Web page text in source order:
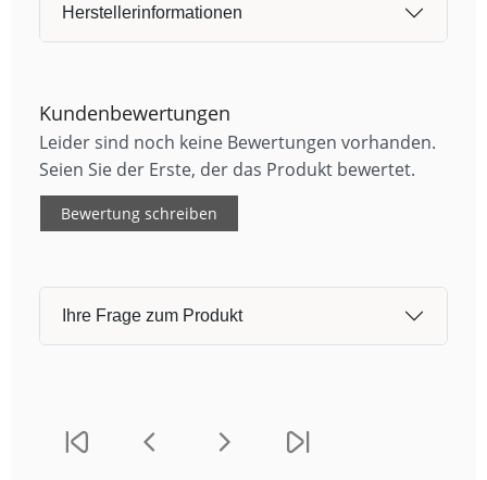
Herstellerinformationen
Kundenbewertungen
Leider sind noch keine Bewertungen vorhanden.
Seien Sie der Erste, der das Produkt bewertet.
Bewertung schreiben
Ihre Frage zum Produkt